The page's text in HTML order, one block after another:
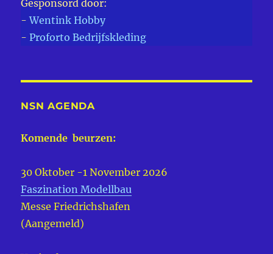
Gesponsord door:
-Wentink Hobby
-Proforto Bedrijfskleding
NSN AGENDA
Komende beurzen:
30 Oktober -1 November 2026
Faszination Modellbau
Messe Friedrichshafen
(Aangemeld)